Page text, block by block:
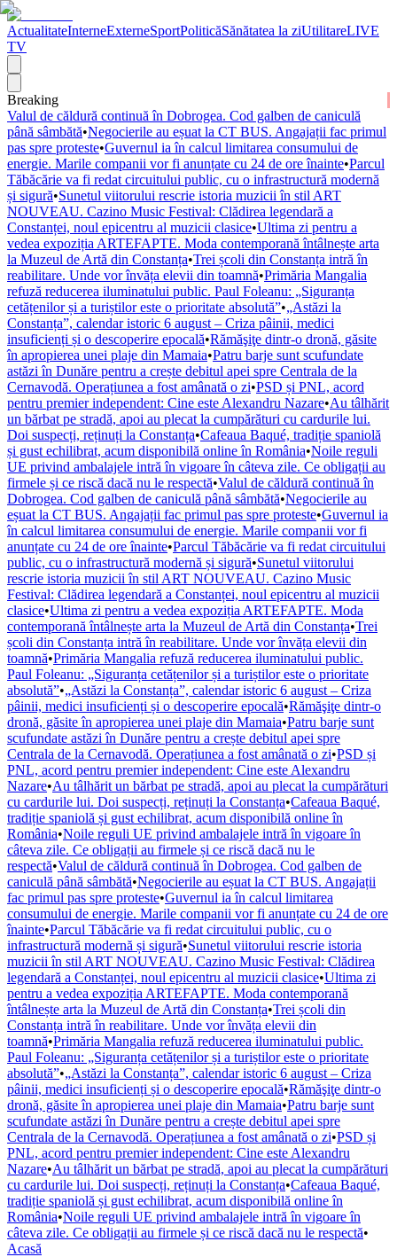
ActualitateInterneExterneSportPoliticăSănătatea la ziUtilitareLIVE
TV
Breaking
Valul de căldură continuă în Dobrogea. Cod galben de caniculă
până sâmbătă•Negocierile au eșuat la CT BUS. Angajații fac primul
pas spre proteste•Guvernul ia în calcul limitarea consumului de
energie. Marile companii vor fi anunțate cu 24 de ore înainte•Parcul
Tăbăcărie va fi redat circuitului public, cu o infrastructură modernă
și sigură•Sunetul viitorului rescrie istoria muzicii în stil ART
NOUVEAU. Cazino Music Festival: Clădirea legendară a
Constanței, noul epicentru al muzicii clasice•Ultima zi pentru a
vedea expoziția ARTEFAPTE. Moda contemporană întâlnește arta
la Muzeul de Artă din Constanța•Trei școli din Constanța intră în
reabilitare. Unde vor învăța elevii din toamnă•Primăria Mangalia
refuză reducerea iluminatului public. Paul Foleanu: „Siguranța
cetățenilor și a turiștilor este o prioritate absolută”•„Astăzi la
Constanța”, calendar istoric 6 august – Criza pâinii, medici
insuficienți și o descoperire epocală•Rămăşiţe dintr-o dronă, găsite
în apropierea unei plaje din Mamaia•Patru barje sunt scufundate
astăzi în Dunăre pentru a crește debitul apei spre Centrala de la
Cernavodă. Operațiunea a fost amânată o zi•PSD și PNL, acord
pentru premier independent: Cine este Alexandru Nazare•Au tâlhărit
un bărbat pe stradă, apoi au plecat la cumpărături cu cardurile lui.
Doi suspecți, reținuți la Constanța•Cafeaua Baqué, tradiție spaniolă
și gust echilibrat, acum disponibilă online în România•Noile reguli
UE privind ambalajele intră în vigoare în câteva zile. Ce obligații au
firmele și ce riscă dacă nu le respectă•Valul de căldură continuă în
Dobrogea. Cod galben de caniculă până sâmbătă•Negocierile au
eșuat la CT BUS. Angajații fac primul pas spre proteste•Guvernul ia
în calcul limitarea consumului de energie. Marile companii vor fi
anunțate cu 24 de ore înainte•Parcul Tăbăcărie va fi redat circuitului
public, cu o infrastructură modernă și sigură•Sunetul viitorului
rescrie istoria muzicii în stil ART NOUVEAU. Cazino Music
Festival: Clădirea legendară a Constanței, noul epicentru al muzicii
clasice•Ultima zi pentru a vedea expoziția ARTEFAPTE. Moda
contemporană întâlnește arta la Muzeul de Artă din Constanța•Trei
școli din Constanța intră în reabilitare. Unde vor învăța elevii din
toamnă•Primăria Mangalia refuză reducerea iluminatului public.
Paul Foleanu: „Siguranța cetățenilor și a turiștilor este o prioritate
absolută”•„Astăzi la Constanța”, calendar istoric 6 august – Criza
pâinii, medici insuficienți și o descoperire epocală•Rămăşiţe dintr-o
dronă, găsite în apropierea unei plaje din Mamaia•Patru barje sunt
scufundate astăzi în Dunăre pentru a crește debitul apei spre
Centrala de la Cernavodă. Operațiunea a fost amânată o zi•PSD și
PNL, acord pentru premier independent: Cine este Alexandru
Nazare•Au tâlhărit un bărbat pe stradă, apoi au plecat la cumpărături
cu cardurile lui. Doi suspecți, reținuți la Constanța•Cafeaua Baqué,
tradiție spaniolă și gust echilibrat, acum disponibilă online în
România•Noile reguli UE privind ambalajele intră în vigoare în
câteva zile. Ce obligații au firmele și ce riscă dacă nu le
respectă•Valul de căldură continuă în Dobrogea. Cod galben de
caniculă până sâmbătă•Negocierile au eșuat la CT BUS. Angajații
fac primul pas spre proteste•Guvernul ia în calcul limitarea
consumului de energie. Marile companii vor fi anunțate cu 24 de ore
înainte•Parcul Tăbăcărie va fi redat circuitului public, cu o
infrastructură modernă și sigură•Sunetul viitorului rescrie istoria
muzicii în stil ART NOUVEAU. Cazino Music Festival: Clădirea
legendară a Constanței, noul epicentru al muzicii clasice•Ultima zi
pentru a vedea expoziția ARTEFAPTE. Moda contemporană
întâlnește arta la Muzeul de Artă din Constanța•Trei școli din
Constanța intră în reabilitare. Unde vor învăța elevii din
toamnă•Primăria Mangalia refuză reducerea iluminatului public.
Paul Foleanu: „Siguranța cetățenilor și a turiștilor este o prioritate
absolută”•„Astăzi la Constanța”, calendar istoric 6 august – Criza
pâinii, medici insuficienți și o descoperire epocală•Rămăşiţe dintr-o
dronă, găsite în apropierea unei plaje din Mamaia•Patru barje sunt
scufundate astăzi în Dunăre pentru a crește debitul apei spre
Centrala de la Cernavodă. Operațiunea a fost amânată o zi•PSD și
PNL, acord pentru premier independent: Cine este Alexandru
Nazare•Au tâlhărit un bărbat pe stradă, apoi au plecat la cumpărături
cu cardurile lui. Doi suspecți, reținuți la Constanța•Cafeaua Baqué,
tradiție spaniolă și gust echilibrat, acum disponibilă online în
România•Noile reguli UE privind ambalajele intră în vigoare în
câteva zile. Ce obligații au firmele și ce riscă dacă nu le respectă•
Acasă